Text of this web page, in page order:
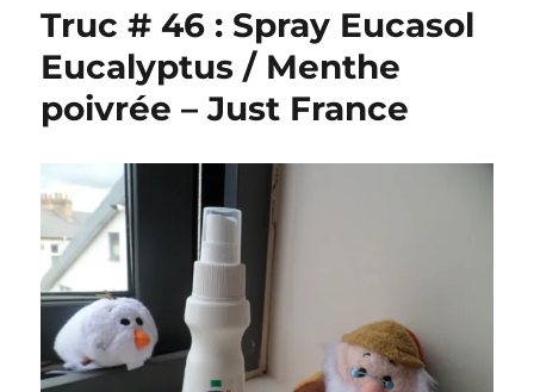
:
Brume
d’eau
apaisante
–
Truc # 46 : Spray Eucasol
Eucalyptus / Menthe
poivrée – Just France